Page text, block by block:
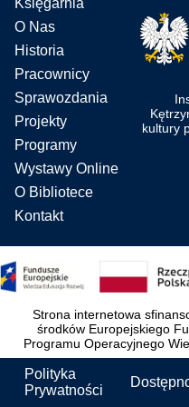
O Nas
Historia
Pracownicy
Sprawozdania
Projekty
Programy
Wystawy Online
O Bibliotece
Kontakt
kultury
Strona internetowa
środków Europejskiego
Programu Operacyjnego
Polityka
Prywatności